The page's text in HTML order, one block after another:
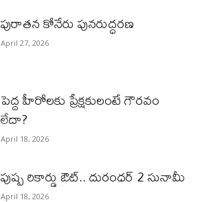
పురాత‌న కోనేరు పున‌రుద్ధ‌ర‌ణ
April 27, 2026
పెద్ద హీరోల‌కు ప్రేక్ష‌కులంటే గౌర‌వం
లేదా?
April 18, 2026
పుష్ప రికార్డు ఔట్‌.. దురంధ‌ర్ 2 సునామీ
April 18, 2026